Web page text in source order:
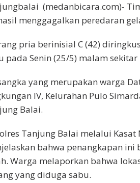
(medanbicara.com)-
menggagalkan peredaran
pria berinisial C (42)
pada Senin (25/5) malam
yang merupakan warga
IV, Kelurahan Pulo
Balai.
Tanjung Balai melalui Kasat
bahwa penangkapan
Warga melaporkan bahwa
yang diduga sabu.